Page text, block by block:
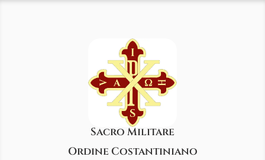
Sacro Militare
Ordine Costantiniano